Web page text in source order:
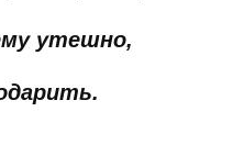
утешно,